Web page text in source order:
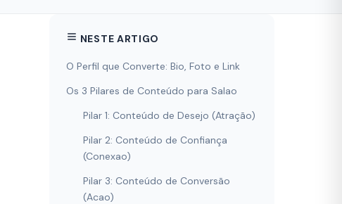
NESTE ARTIGO
O Perfil que Converte: Bio, Foto e Link
Os 3 Pilares de Conteúdo para Salao
Pilar 1: Conteúdo de Desejo (Atração)
Pilar 2: Conteúdo de Confiança
(Conexao)
Pilar 3: Conteúdo de Conversão
(Acao)